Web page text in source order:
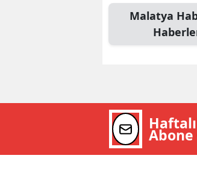
Malatya